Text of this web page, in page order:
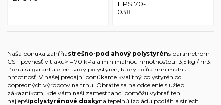
EPS 70-
038
Naša ponuka zahŕňastrešno-podlahový polystyréns parametrom
CS - pevnosť v tlaku> = 70 kPa a minimálnou hmotnosťou 13,5 kg / m3.
Ponuka garantuje len tvrdý polystyrén, ktorý spĺňa minimálnu
hmotnosť. V našej predajni ponúkame kvalitný polystyrén od
popredných výrobcov na trhu. Obráťte sa na oddelenie služieb
zákazníkom, kde vám naši zamestnanci pomôžu vybrať ten
najlepšípolystyrénové doskyna tepelnú izoláciu podláh a striech.